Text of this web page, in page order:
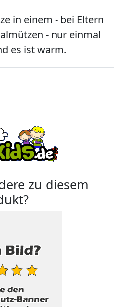
in einem - bei Eltern
- nur einmal
es ist warm.
zu diesem